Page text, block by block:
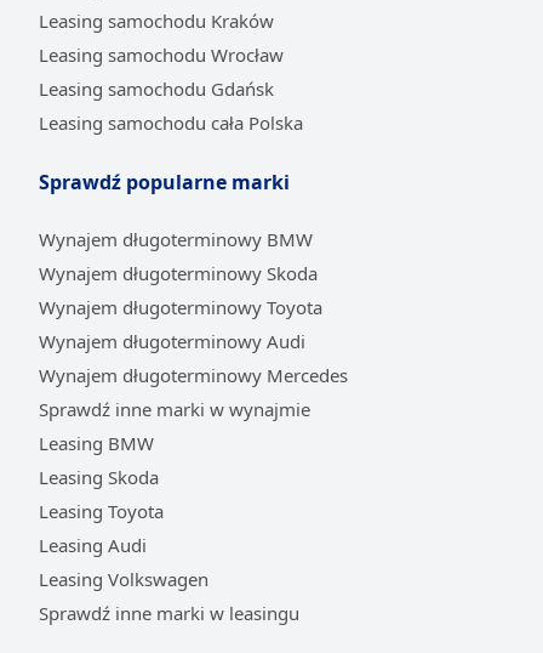
Leasing samochodu Kraków
Leasing samochodu Wrocław
Leasing samochodu Gdańsk
Leasing samochodu cała Polska
Sprawdź popularne marki
Wynajem długoterminowy BMW
Wynajem długoterminowy Skoda
Wynajem długoterminowy Toyota
Wynajem długoterminowy Audi
Wynajem długoterminowy Mercedes
Sprawdź inne marki w wynajmie
Leasing BMW
Leasing Skoda
Leasing Toyota
Leasing Audi
Leasing Volkswagen
Sprawdź inne marki w leasingu